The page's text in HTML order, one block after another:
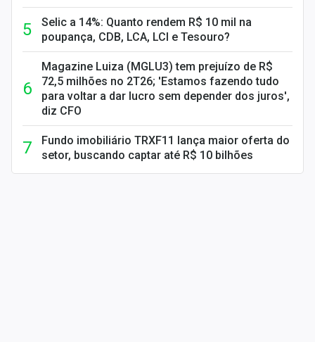
Selic a 14%: Quanto rendem R$ 10 mil na
poupança, CDB, LCA, LCI e Tesouro?
Magazine Luiza (MGLU3) tem prejuízo de R$
72,5 milhões no 2T26; 'Estamos fazendo tudo
para voltar a dar lucro sem depender dos juros',
diz CFO
Fundo imobiliário TRXF11 lança maior oferta do
setor, buscando captar até R$ 10 bilhões